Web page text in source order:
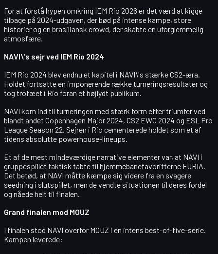
For at forstå hypen omkring IEM Rio 2026 er det værd at kigge
tilbage på 2024-udgaven, der bød på intense kampe, store
historier og en brasiliansk crowd, der skabte en uforglemmelig
atmosfære.
NAVI\'s sejr ved IEM Rio 2024
IEM Rio 2024 blev endnu et kapitel i NAVI\'s stærke CS2-æra.
Holdet fortsatte en imponerende række turneringsresultater og
tog trofæet i Rio foran et højlydt publikum.
NAVI kom ind til turneringen med stærk form efter triumfer ved
blandt andet Copenhagen Major 2024, CS2 EWC 2024 og ESL Pro
League Season 22. Sejren i Rio cementerede holdet som et af
tidens absolutte powerhouse-lineups.
Et af de mest mindeværdige narrative elementer var, at NAVI i
gruppespillet faktisk tabte til hjemmebanefavoritterne FURIA.
Det betød, at NAVI måtte kæmpe sig videre fra en svagere
seedning i slutspillet, men de vendte situationen til deres fordel
og nåede helt til finalen.
Grand finalen mod MOUZ
I finalen stod NAVI overfor MOUZ i en intens best-of-five-serie.
Kampen leverede: